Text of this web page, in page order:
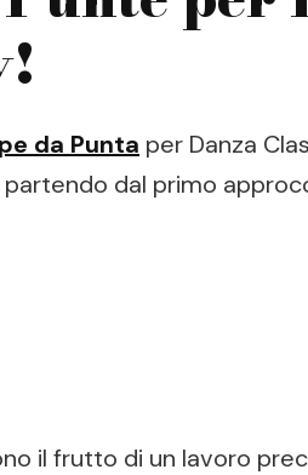
da Punta per Danza
partendo dal primo
il frutto di un lavoro